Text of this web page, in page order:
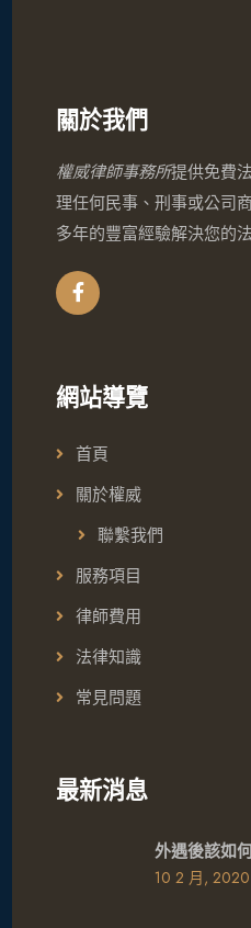
關於我們
權威律師事務所提供免費
理任何民事、刑事或公司
多年的豐富經驗解決您的
網站導覽
首頁
關於權威
聯繫我們
服務項目
律師費用
法律知識
常見問題
最新消息
外遇後該如
10 2 月, 2020